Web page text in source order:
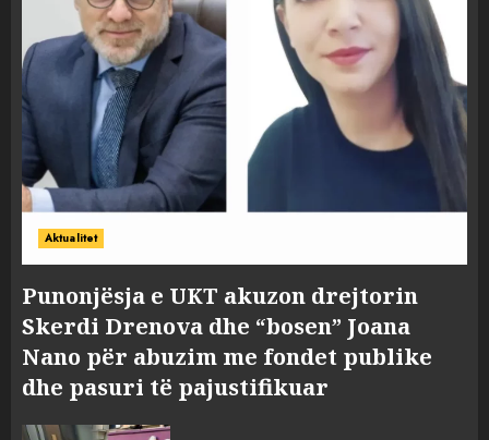
Aktualitet
Punonjësja e UKT akuzon drejtorin
Skerdi Drenova dhe “bosen” Joana
Nano për abuzim me fondet publike
dhe pasuri të pajustifikuar